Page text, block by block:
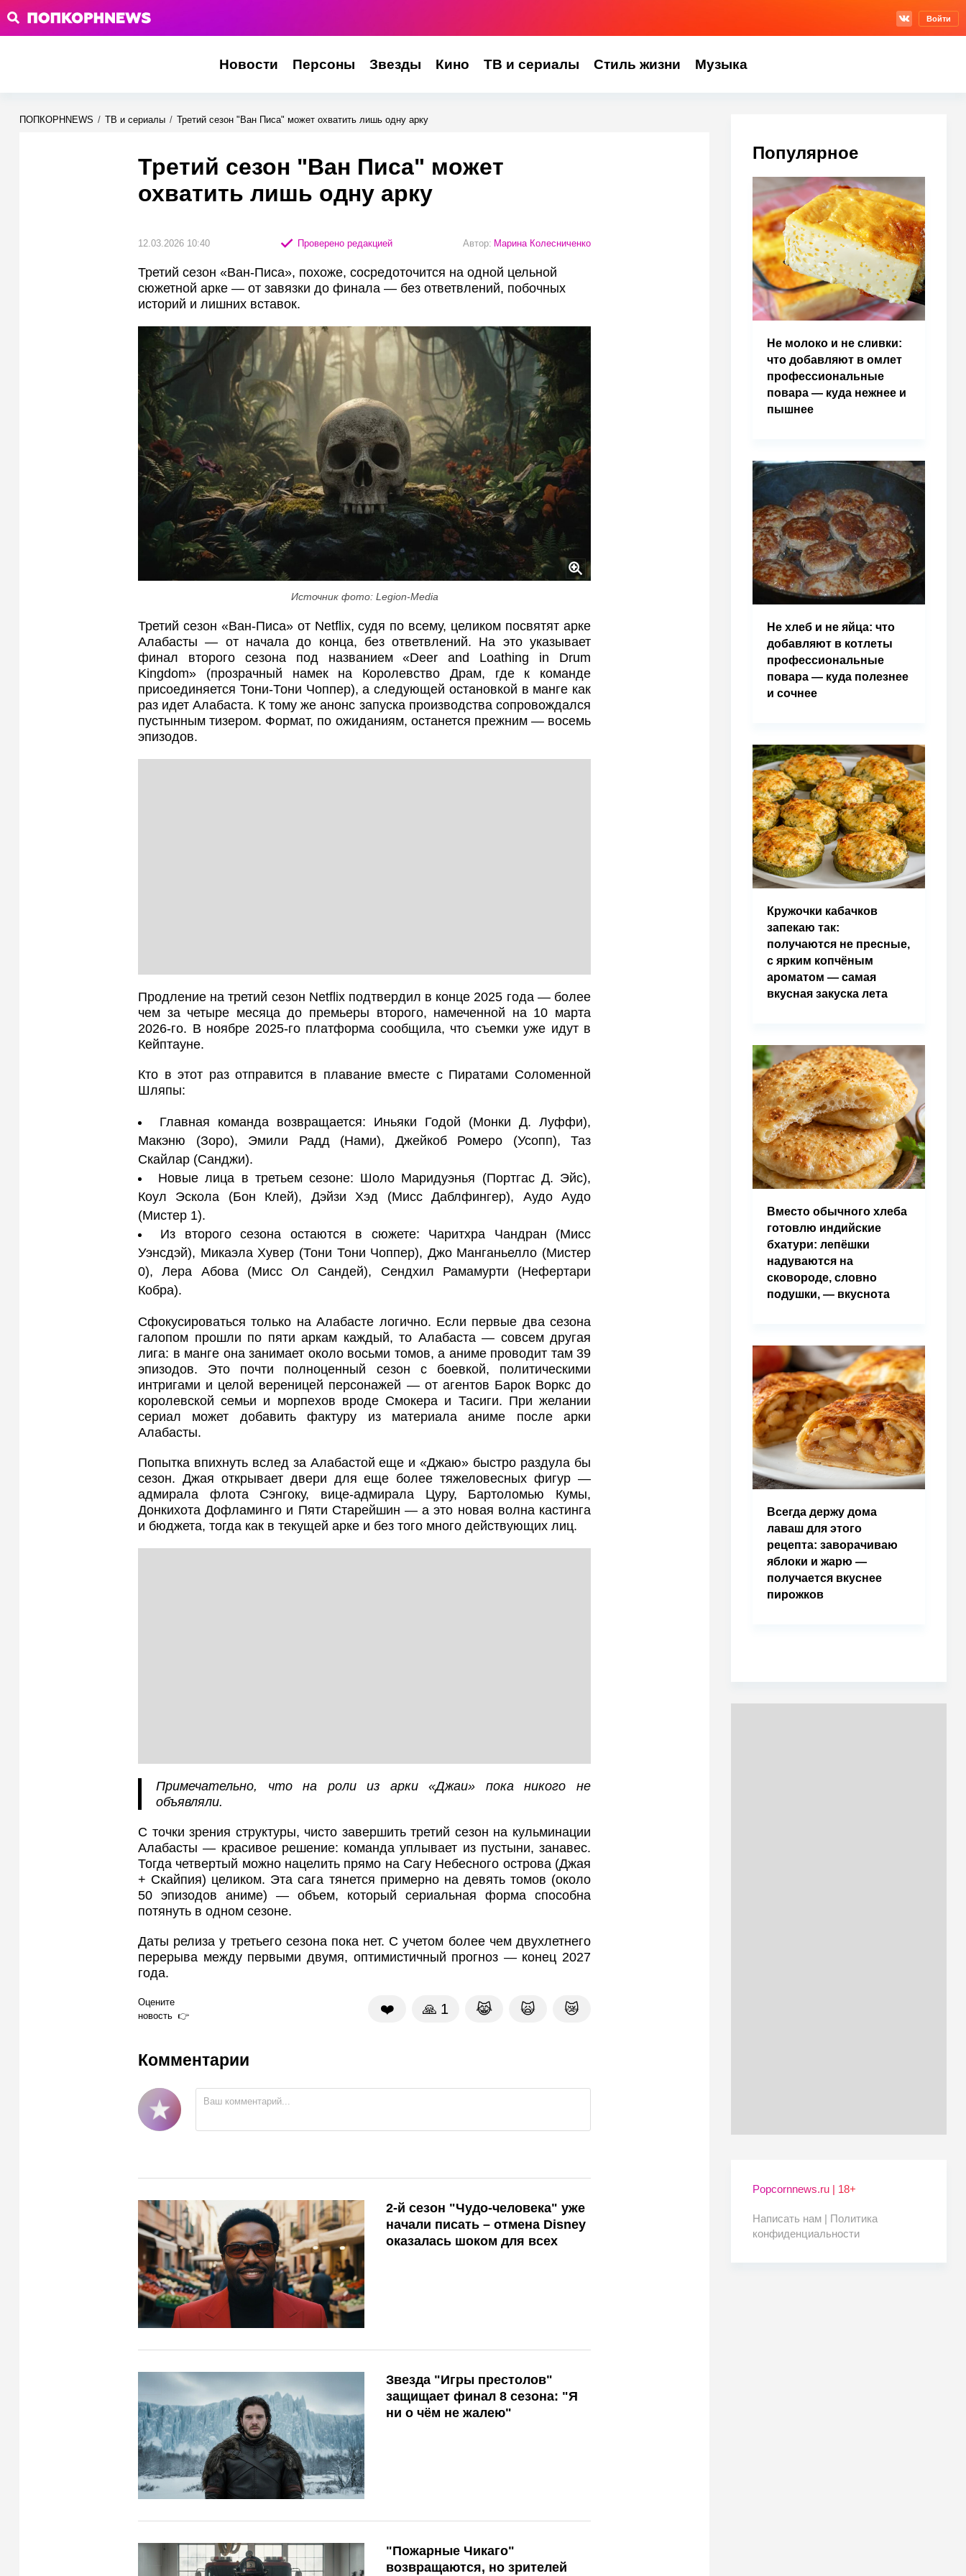
Войти
Новости Персоны Звезды Кино ТВ и сериалы Стиль жизни Музыка
ПОПКОРНNEWS / ТВ и сериалы / Третий сезон "Ван Писа" может охватить лишь одну арку
Третий сезон "Ван Писа" может
охватить лишь одну арку
12.03.2026 10:40 Проверено редакцией Автор: Марина Колесниченко
Третий сезон «Ван‑Писа», похоже, сосредоточится на одной цельной
сюжетной арке — от завязки до финала — без ответвлений, побочных
историй и лишних вставок.
Источник фото: Legion-Media
Третий сезон «Ван-Писа» от Netflix, судя по всему, целиком посвятят арке
Алабасты — от начала до конца, без ответвлений. На это указывает
финал второго сезона под названием «Deer and Loathing in Drum
Kingdom» (прозрачный намек на Королевство Драм, где к команде
присоединяется Тони-Тони Чоппер), а следующей остановкой в манге как
раз идет Алабаста. К тому же анонс запуска производства сопровождался
пустынным тизером. Формат, по ожиданиям, останется прежним — восемь
эпизодов.
Продление на третий сезон Netflix подтвердил в конце 2025 года — более
чем за четыре месяца до премьеры второго, намеченной на 10 марта
2026-го. В ноябре 2025-го платформа сообщила, что съемки уже идут в
Кейптауне.
Кто в этот раз отправится в плавание вместе с Пиратами Соломенной
Шляпы:
Главная команда возвращается: Иньяки Годой (Монки Д. Луффи),
Макэню (Зоро), Эмили Радд (Нами), Джейкоб Ромеро (Усопп), Таз
Скайлар (Санджи).
Новые лица в третьем сезоне: Шоло Маридуэнья (Портгас Д. Эйс),
Коул Эскола (Бон Клей), Дэйзи Хэд (Мисс Даблфингер), Аудо Аудо
(Мистер 1).
Из второго сезона остаются в сюжете: Чаритхра Чандран (Мисс
Уэнсдэй), Микаэла Хувер (Тони Тони Чоппер), Джо Манганьелло (Мистер
0), Лера Абова (Мисс Ол Сандей), Сендхил Рамамурти (Нефертари
Кобра).
Сфокусироваться только на Алабасте логично. Если первые два сезона
галопом прошли по пяти аркам каждый, то Алабаста — совсем другая
лига: в манге она занимает около восьми томов, а аниме проводит там 39
эпизодов. Это почти полноценный сезон с боевкой, политическими
интригами и целой вереницей персонажей — от агентов Барок Воркс до
королевской семьи и морпехов вроде Смокера и Тасиги. При желании
сериал может добавить фактуру из материала аниме после арки
Алабасты.
Попытка впихнуть вслед за Алабастой еще и «Джаю» быстро раздула бы
сезон. Джая открывает двери для еще более тяжеловесных фигур —
адмирала флота Сэнгоку, вице-адмирала Цуру, Бартоломью Кумы,
Донкихота Дофламинго и Пяти Старейшин — а это новая волна кастинга
и бюджета, тогда как в текущей арке и без того много действующих лиц.
Примечательно, что на роли из арки «Джаи» пока никого не
объявляли.
С точки зрения структуры, чисто завершить третий сезон на кульминации
Алабасты — красивое решение: команда уплывает из пустыни, занавес.
Тогда четвертый можно нацелить прямо на Сагу Небесного острова (Джая
+ Скайпия) целиком. Эта сага тянется примерно на девять томов (около
50 эпизодов аниме) — объем, который сериальная форма способна
потянуть в одном сезоне.
Даты релиза у третьего сезона пока нет. С учетом более чем двухлетнего
перерыва между первыми двумя, оптимистичный прогноз — конец 2027
года.
Оцените
новость
❤️ 🙏 1 😹 🙀 😿
Комментарии
2-й сезон "Чудо-человека" уже
начали писать – отмена Disney
оказалась шоком для всех
Звезда "Игры престолов"
защищает финал 8 сезона: "Я
ни о чём не жалею"
"Пожарные Чикаго"
возвращаются, но зрителей
Популярное
Не молоко и не сливки:
что добавляют в омлет
профессиональные
повара — куда нежнее и
пышнее
Не хлеб и не яйца: что
добавляют в котлеты
профессиональные
повара — куда полезнее
и сочнее
Кружочки кабачков
запекаю так:
получаются не пресные,
с ярким копчёным
ароматом — самая
вкусная закуска лета
Вместо обычного хлеба
готовлю индийские
бхатури: лепёшки
надуваются на
сковороде, словно
подушки, — вкуснота
Всегда держу дома
лаваш для этого
рецепта: заворачиваю
яблоки и жарю —
получается вкуснее
пирожков
Popcornnews.ru | 18+
Написать нам | Политика
конфиденциальности